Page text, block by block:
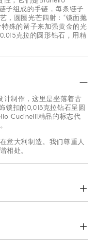
子组成的手链，每条链子
，圆圈光芒四射：“镜面抛
殊的凿子来加强黄金的光
克拉的圆形钻石，用精
计制作，这里是坐落着古
锁扣的0,015克拉钻石呈圆
Cucinelli精品的标志代
意大利制造。我们尊重人
相处。